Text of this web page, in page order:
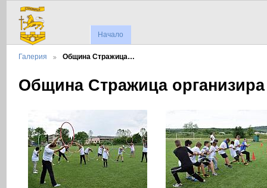
Начало
Галерия Община Стражица…
Община Стражица организира